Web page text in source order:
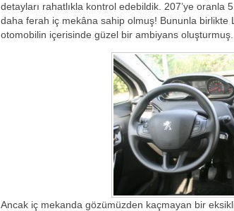
detayları rahatlıkla kontrol edebildik. 207’ye oranla
daha ferah iç mekâna sahip olmuş! Bununla birlikte
otomobilin içerisinde güzel bir ambiyans oluşturmuş.
Ancak iç mekanda gözümüzden kaçmayan bir